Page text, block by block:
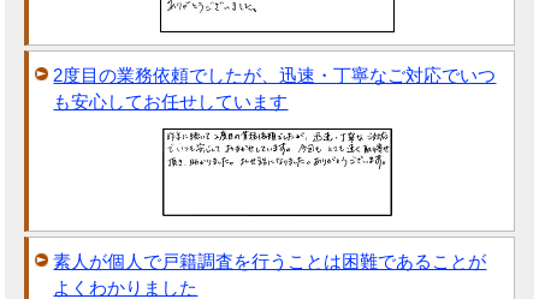
2度目の業務依頼でしたが、迅速・丁寧なご対応でいつ
も安心してお任せしています
素人が個人で戸籍調査を行うことは困難であることが
よくわかりました